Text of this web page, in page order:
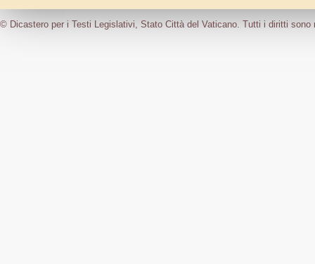
© Dicastero per i Testi Legislativi, Stato Città del Vaticano. Tutti i diritti sono